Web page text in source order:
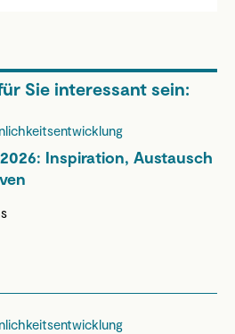
Sie interessant sein:
Inspiration, Austausch